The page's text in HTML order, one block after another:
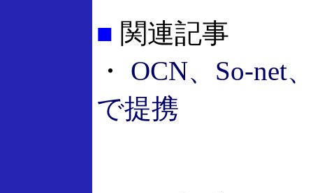
■ 関連記事
・ OCN、So-net
で提携